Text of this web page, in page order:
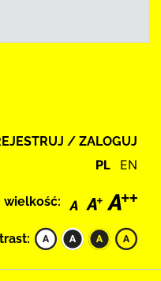
/ ZALOGUJ
PL EN
wielkość: